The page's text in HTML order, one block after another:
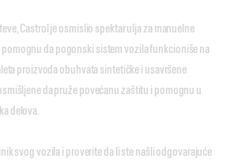
Castrol je osmislio spektar ulja za manuelne
pomognu da pogonski sistem vozila funkcioniše na
proizvoda obuhvata sintetičke i usavršene
da pruže povećanu zaštitu i pomognu u
delova.
svog vozila i proverite da li ste našli odgovarajuće